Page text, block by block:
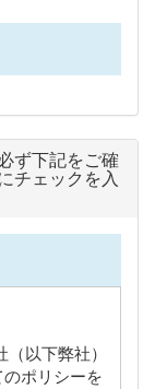
ず下記をご確
チェックを入
以下弊社）
ポリシーを